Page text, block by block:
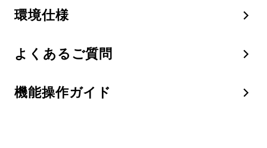
環境仕様
よくあるご質問
機能操作ガイド